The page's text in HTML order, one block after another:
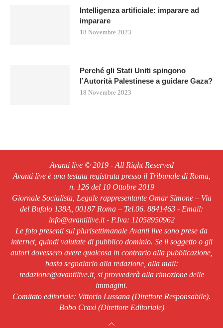
Intelligenza artificiale: imparare ad
imparare
18 Novembre 2023
Perché gli Stati Uniti spingono
l’Autorità Palestinese a guidare Gaza?
18 Novembre 2023
Avanti live © 2019 - All Right Reserved
Avanti live è una testata registrata presso il Tribunale di Roma,
n. 126 del 10 Ottobre 2019
Giornale Socialista, Legale rappresentante Omar Simone – Via
del Bufalo 138A, 00187 Roma – Tel.06. 8841463 - Email:
info@avantilive.it - P.Iva: 11058950962
Le foto presenti sul plurisettimanale Avanti live sono prese da
internet, quindi valutate di pubblico dominio. Se il soggetto o gli
autori dovessero avere qualcosa in contrario alla pubblicazione,
basta segnalarlo alla redazione, alla mail:
redazione@avantilive.it, si provvederà alla rimozione delle
immagini.
Comitato editoriale: Vittorio Lussana (Direttore Responsabile).
Bobo Craxi (Direttore Editoriale)